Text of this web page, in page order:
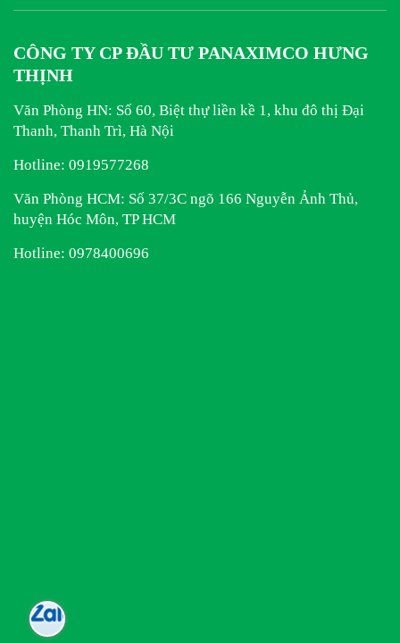
CÔNG TY CP ĐẦU TƯ PANAXIMCO HƯNG
THỊNH
Văn Phòng HN: Số 60, Biệt thự liền kề 1, khu đô thị Đại
Thanh, Thanh Trì, Hà Nội
Hotline: 0919577268
Văn Phòng HCM: Số 37/3C ngõ 166 Nguyễn Ảnh Thủ,
huyện Hóc Môn, TP HCM
Hotline: 0978400696